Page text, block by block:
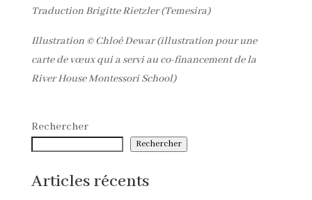
Traduction Brigitte Rietzler (Temesira)
Illustration © Chloé Dewar (illustration pour une
carte de vœux qui a servi au co-financement de la
River House Montessori School)
Rechercher
Rechercher
Articles récents